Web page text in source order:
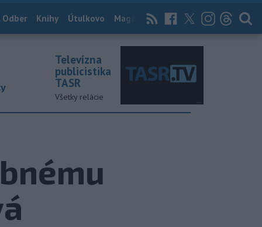
Odber Knihy Útulkovo Magazín News Now Archív
Televízna
publicistika
TASR
Všetky relácie